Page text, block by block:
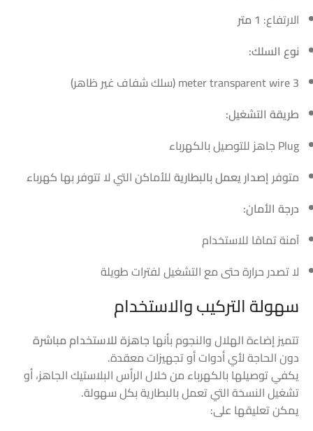
الارتفاع: 1 متر
نوع السلك:
3 meter transparent wire (سلك شفاف غير ظاهر)
طريقة التشغيل:
Plug جاهز للتوصيل بالكهرباء
متوفرإصدار يعمل بالبطاريةللأماكن التي لا تتوفر بها كهرباء
درجة الأمان:
آمنة تمامًا للاستخدام
لا تصدر حرارة حتى مع التشغيل لفترات طويلة
سهولة التركيب والاستخدام
تتميز إضاءة الهلال والنجوم بأنها جاهزة للاستخدام مباشرة
دون الحاجة لأي أدوات أو تجهيزات معقدة.
يكفي توصيلها بالكهرباء من خلال الرأس البلاستيك الجاهز، أو
تشغيل النسخة التي تعمل بالبطارية بكل سهولة.
يمكن تعليقها على: